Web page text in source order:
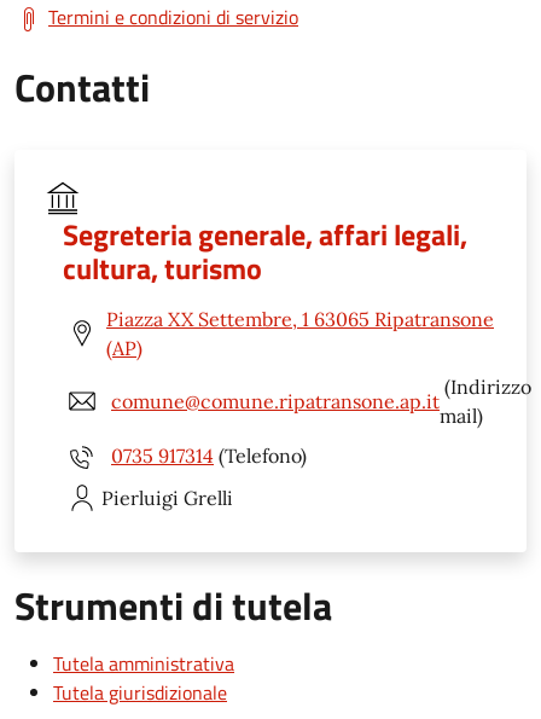
Termini e condizioni di servizio
Contatti
Segreteria generale, affari legali,
cultura, turismo
Piazza XX Settembre, 1 63065 Ripatransone
(AP)
comune@comune.ripatransone.ap.it
(Indirizzo
mail)
0735 917314 (Telefono)
Pierluigi Grelli
Strumenti di tutela
Tutela amministrativa
Tutela giurisdizionale